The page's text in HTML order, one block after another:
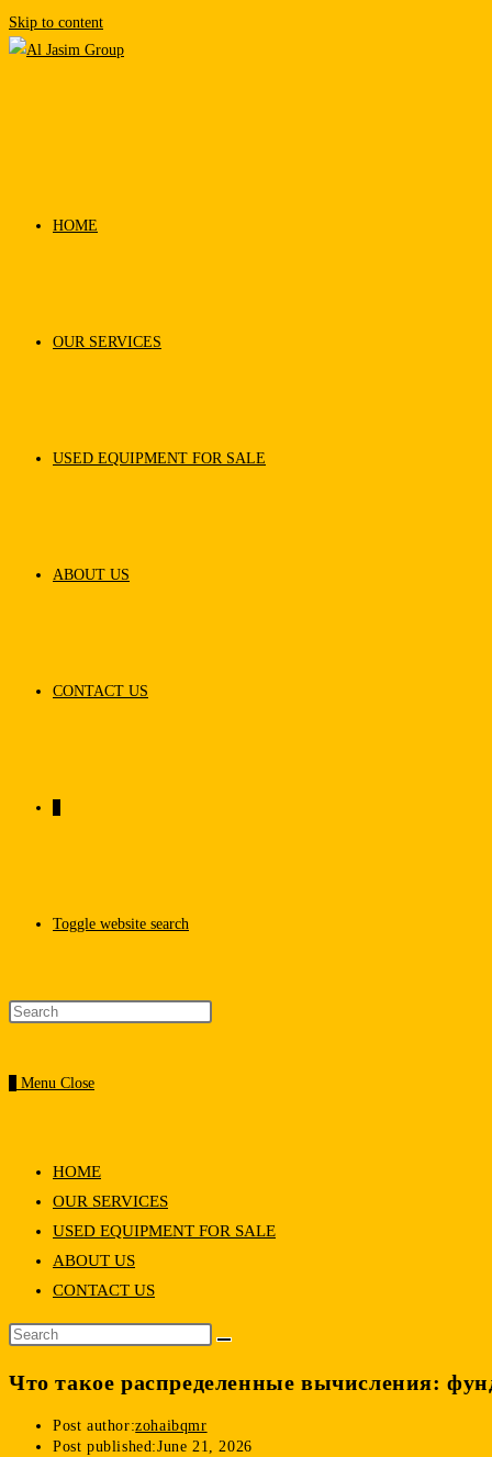
Skip to content
HOME
OUR SERVICES
USED EQUIPMENT FOR SALE
ABOUT US
CONTACT US
Toggle website search
Menu Close
HOME
OUR SERVICES
USED EQUIPMENT FOR SALE
ABOUT US
CONTACT US
Что такое распределенные вычисления:
Post author:zohaibqmr
Post published:June 21, 2026